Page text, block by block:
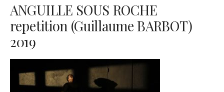
ANGUILLE SOUS ROCHE
repetition (Guillaume BARBOT)
2019